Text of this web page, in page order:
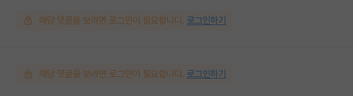
해당 댓글을 보려면 로그인이 필요합니다. 로그인하기
해당 댓글을 보려면 로그인이 필요합니다. 로그인하기